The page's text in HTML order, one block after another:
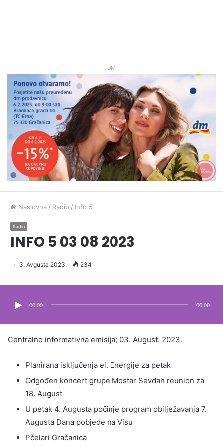
DM
Naslovna / Radio / Info 5
Radio
INFO 5 03 08 2023
3. Avgusta 2023. 234
Audio
00:00 00:00
Centralno informativna emisija; 03. August. 2023.
Planirana isključenja el. Energije za petak
Odgođen koncert grupe Mostar Sevdah reunion za
18. August
U petak 4. Augusta počinje program obilježavanja 7.
Augusta Dana pobjede na Visu
Pčelari Gračanica